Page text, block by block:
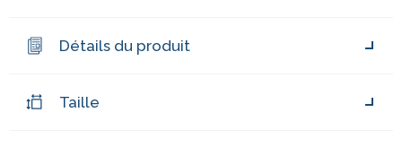
Détails du produit
Taille